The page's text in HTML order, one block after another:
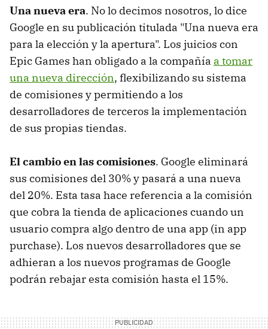
Una nueva era. No lo decimos nosotros, lo dice
Google en su publicación titulada "Una nueva era
para la elección y la apertura". Los juicios con
Epic Games han obligado a la compañía a tomar
una nueva dirección, flexibilizando su sistema
de comisiones y permitiendo a los
desarrolladores de terceros la implementación
de sus propias tiendas.
El cambio en las comisiones. Google eliminará
sus comisiones del 30% y pasará a una nueva
del 20%. Esta tasa hace referencia a la comisión
que cobra la tienda de aplicaciones cuando un
usuario compra algo dentro de una app (in app
purchase). Los nuevos desarrolladores que se
adhieran a los nuevos programas de Google
podrán rebajar esta comisión hasta el 15%.